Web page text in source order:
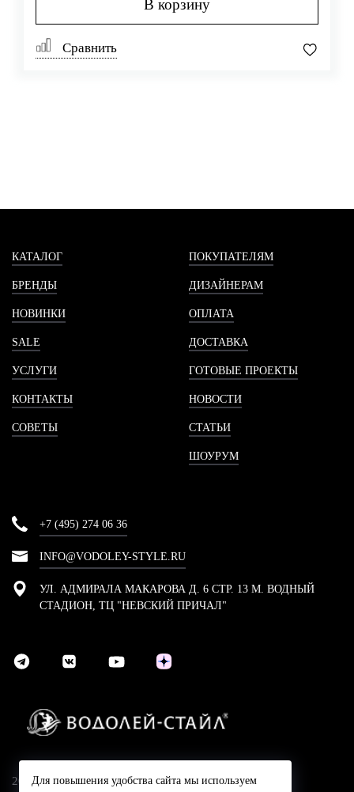
В корзину
Сравнить
КАТАЛОГ
БРЕНДЫ
НОВИНКИ
SALE
УСЛУГИ
КОНТАКТЫ
СОВЕТЫ
ПОКУПАТЕЛЯМ
ДИЗАЙНЕРАМ
ОПЛАТА
ДОСТАВКА
ГОТОВЫЕ ПРОЕКТЫ
НОВОСТИ
СТАТЬИ
ШОУРУМ
+7 (495) 274 06 36
INFO@VODOLEY-STYLE.RU
УЛ. АДМИРАЛА МАКАРОВА Д. 6 СТР. 13 М. ВОДНЫЙ
СТАДИОН, ТЦ "НЕВСКИЙ ПРИЧАЛ"
2024 © Компания Водолей-Cтайл
Для повышения удобства сайта мы используем